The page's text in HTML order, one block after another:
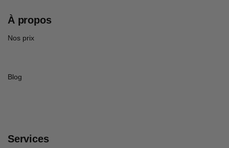
À propos
Nos prix
Blog
Services